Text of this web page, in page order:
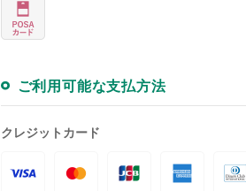
ご利用可能な支払方法
クレジットカード